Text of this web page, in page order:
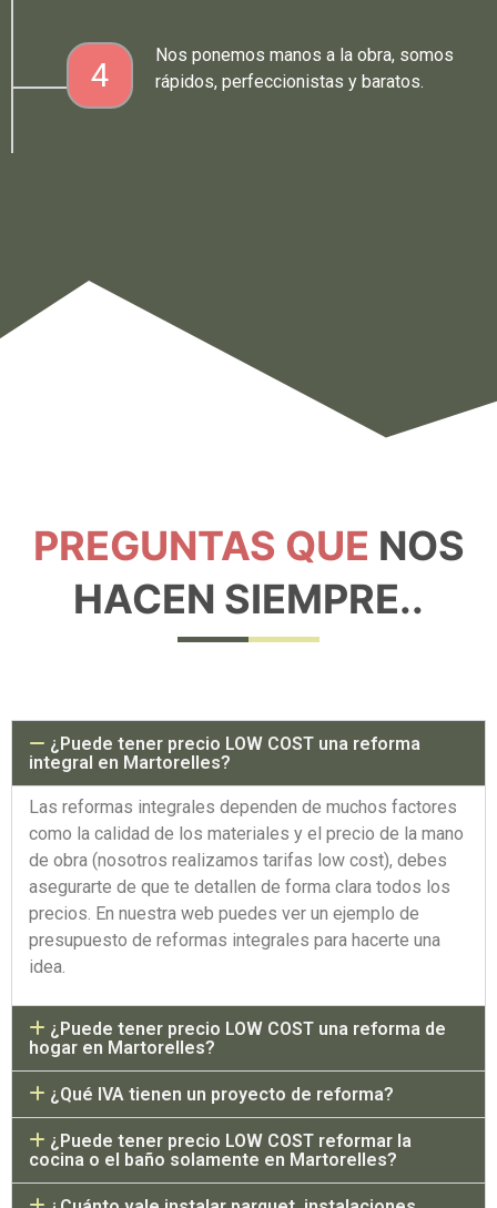
4
Nos ponemos manos a la obra, somos
rápidos, perfeccionistas y baratos.
PREGUNTAS QUE NOS
HACEN SIEMPRE..
¿Puede tener precio LOW COST una reforma
integral en Martorelles?
Las reformas integrales dependen de muchos factores
como la calidad de los materiales y el precio de la mano
de obra (nosotros realizamos tarifas low cost), debes
asegurarte de que te detallen de forma clara todos los
precios. En nuestra web puedes ver un ejemplo de
presupuesto de reformas integrales para hacerte una
idea.
¿Puede tener precio LOW COST una reforma de
hogar en Martorelles?
¿Qué IVA tienen un proyecto de reforma?
¿Puede tener precio LOW COST reformar la
cocina o el baño solamente en Martorelles?